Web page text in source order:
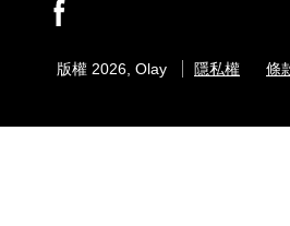
版權 2026, Olay 隱私權 條